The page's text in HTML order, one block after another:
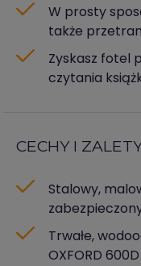
W prosty
także
Zyskasz fotel
czytania
CECHY I
Stalowy,
Trwałe,
OXFORD 600D